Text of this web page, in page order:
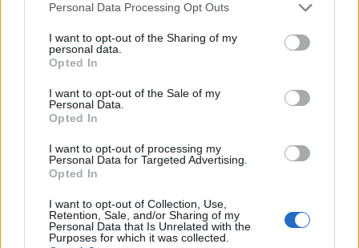
Personal Data Processing Opt Outs
I want to opt-out of the Sharing of my
personal data.
Opted In
I want to opt-out of the Sale of my
Personal Data.
Opted In
I want to opt-out of processing my
Personal Data for Targeted Advertising.
Opted In
I want to opt-out of Collection, Use,
Retention, Sale, and/or Sharing of my
Personal Data that Is Unrelated with the
Purposes for which it was collected.
Όλες οι Θέσεις Εργασίας
Θέσεις Εργασίας ανά Ειδικότητα
Θέσεις Εργασίας ανά Εταιρεία
Υπηρεσίες υποψηφίων
Καταχώρηση Online Βιογραφικού